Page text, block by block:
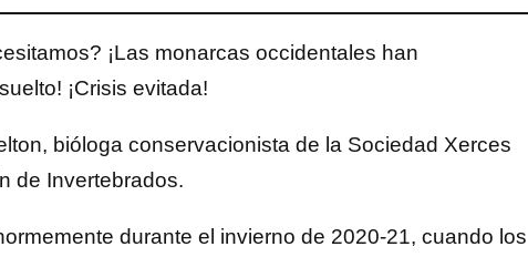
¡Las monarcas occidentales han
¡Crisis evitada!
bióloga conservacionista de la Sociedad Xerces
de Invertebrados.
durante el invierno de 2020-21, cuando los